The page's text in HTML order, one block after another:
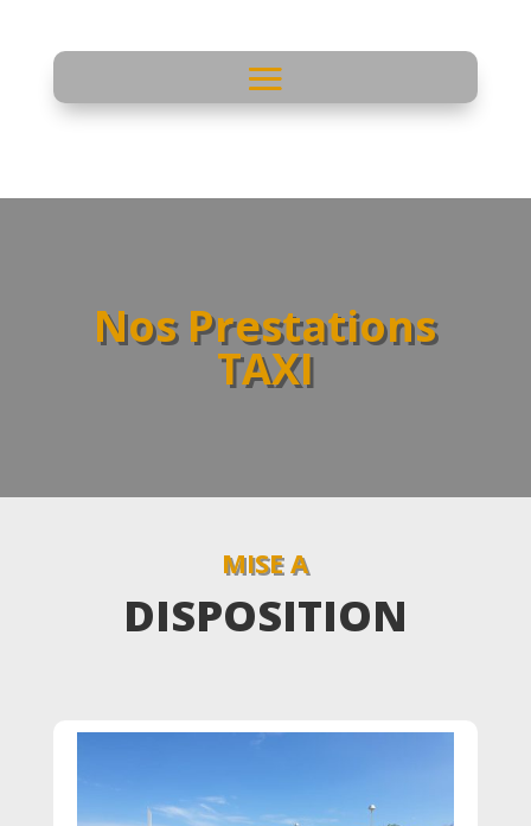
Nos Prestations
TAXI
MISE A
DISPOSITION